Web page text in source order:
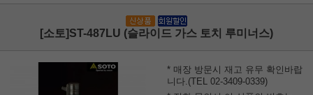
[소토]ST-487LU (슬라이드 가스 토치 루미너스)
* 매장 방문시 재고 유무 확인바랍
니다.(TEL 02-3409-0339)